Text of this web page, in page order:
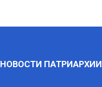
НОВОСТИ ПАТРИАРХИИ